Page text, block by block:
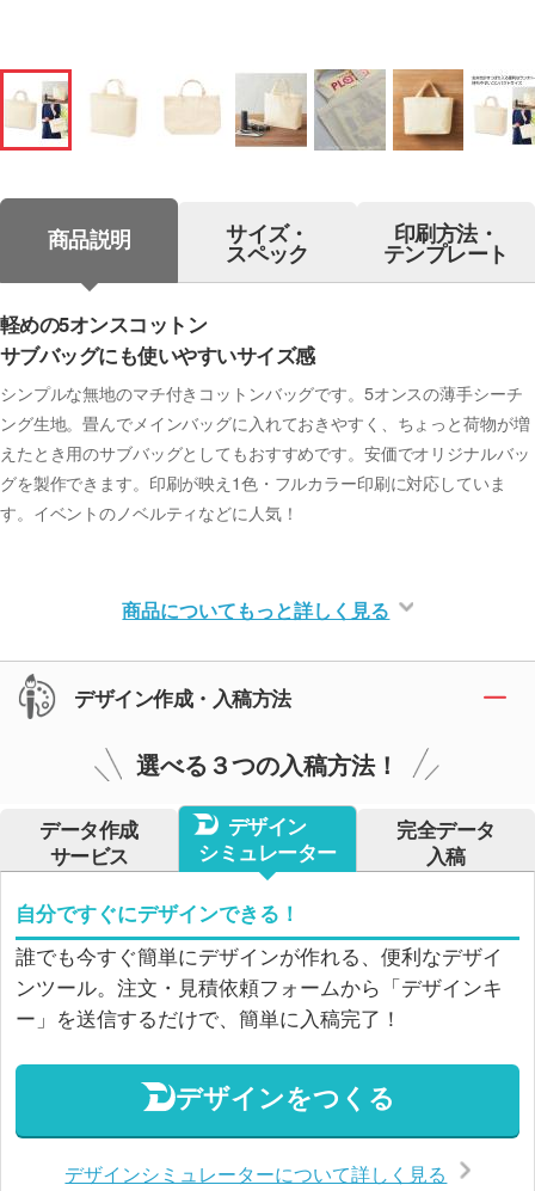
商品説明 サイズ・
スペック
印刷方法・
テンプレート
軽めの5オンスコットン
サブバッグにも使いやすいサイズ感
シンプルな無地のマチ付きコットンバッグです。5オンスの薄手シーチ
ング生地。畳んでメインバッグに入れておきやすく、ちょっと荷物が増
えたとき用のサブバッグとしてもおすすめです。安価でオリジナルバッ
グを製作できます。印刷が映え1色・フルカラー印刷に対応していま
す。イベントのノベルティなどに人気！
商品についてもっと詳しく見る
デザイン作成・入稿方法
選べる３つの入稿方法！
データ作成
サービス
デザイン
シミュレーター
完全データ
入稿
自分ですぐにデザインできる！
誰でも今すぐ簡単にデザインが作れる、便利なデザイ
ンツール。注文・見積依頼フォームから「デザインキ
ー」を送信するだけで、簡単に入稿完了！
デザインをつくる
デザインシミュレーターについて詳しく見る